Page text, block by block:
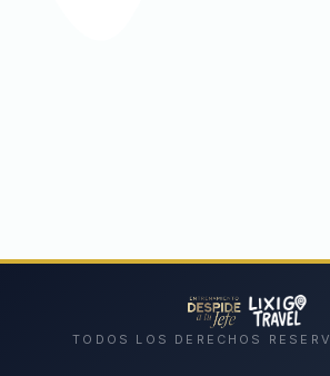
TODOS LOS DERECHOS